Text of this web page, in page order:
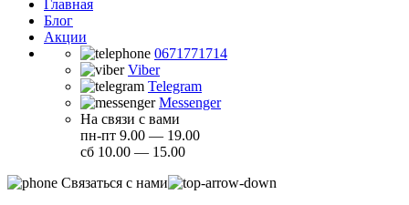
Главная
Блог
Акции
0671771714
Viber
Telegram
Messenger
На связи с вами
пн-пт 9.00 — 19.00
сб 10.00 — 15.00
Связаться с нами